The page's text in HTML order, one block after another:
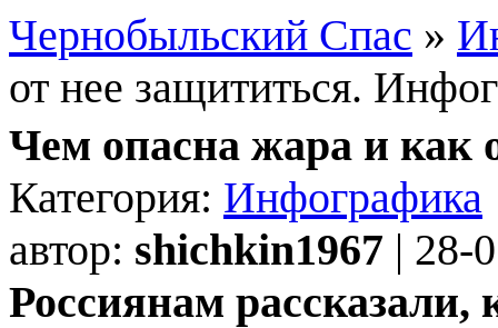
Чернобыльский Спас »
от нее защититься.
Чем опасна жара и как
Категория: Инфографика
автор: shichkin1967 | 28-
Россиянам рассказали,